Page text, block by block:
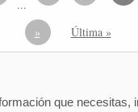
...
»
Última »
que necesitas,